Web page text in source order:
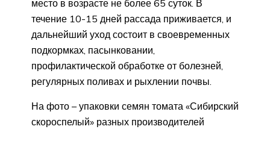
место в возрасте не более 65 суток. В
течение 10-15 дней рассада приживается, и
дальнейший уход состоит в своевременных
подкормках, пасынковании,
профилактической обработке от болезней,
регулярных поливах и рыхлении почвы.
На фото – упаковки семян томата «Сибирский
скороспелый» разных производителей